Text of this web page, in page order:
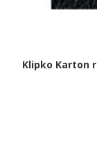
Klipko Karton